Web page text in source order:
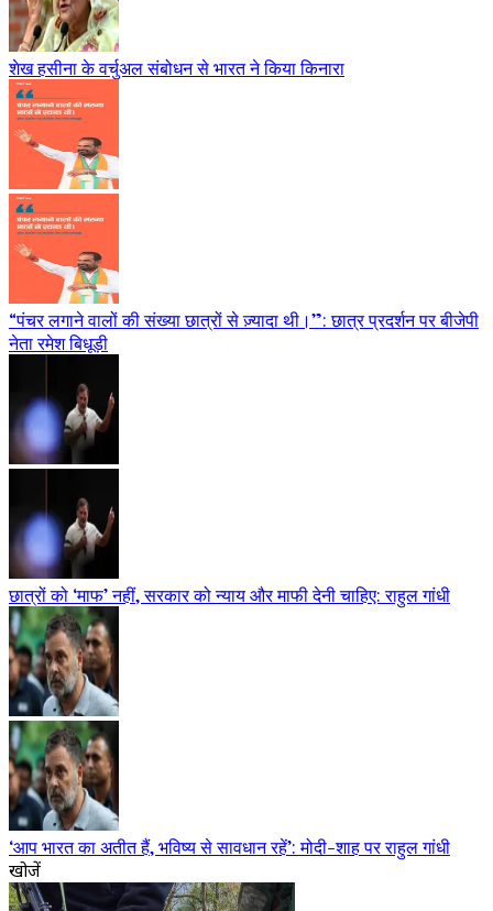
शेख हसीना के वर्चुअल संबोधन से भारत ने किया किनारा
“पंचर लगाने वालों की संख्या छात्रों से ज़्यादा थी।”: छात्र प्रदर्शन पर बीजेपी
नेता रमेश बिधूड़ी
छात्रों को ‘माफ’ नहीं, सरकार को न्याय और माफी देनी चाहिए: राहुल गांधी
‘आप भारत का अतीत हैं, भविष्य से सावधान रहें’: मोदी-शाह पर राहुल गांधी
खोजें